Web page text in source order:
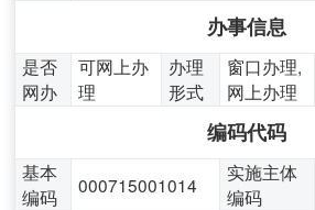
办事信息
是否
网办
可网上办
理
办理
形式
窗口办理,
网上办理
编码代码
基本
编码
000715001014
实施主体
编码